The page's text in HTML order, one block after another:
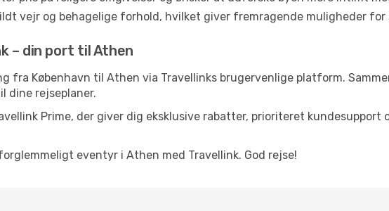
vejr og behagelige forhold, hvilket giver fremragende muligheder for
– din port til Athen
København til Athen via Travellinks brugervenlige platform.
dine rejseplaner.
Prime, der giver dig eksklusive rabatter, prioriteret kundesupport
eventyr i Athen med Travellink. God rejse!